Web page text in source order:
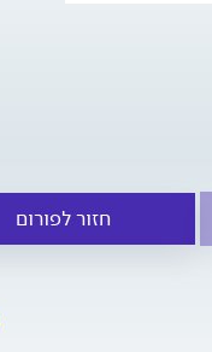
חזור לפורום